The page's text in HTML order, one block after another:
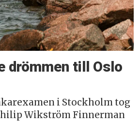
drömmen till Oslo
i Stockholm tog
Wikström Finnerman